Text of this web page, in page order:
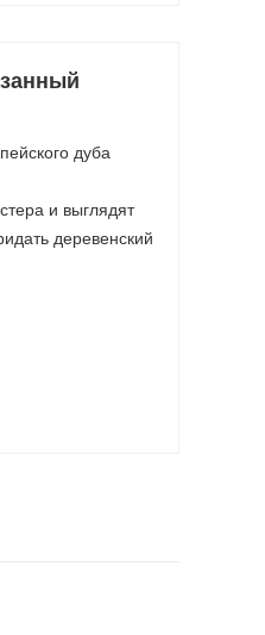
дуба
и выглядят
деревенский